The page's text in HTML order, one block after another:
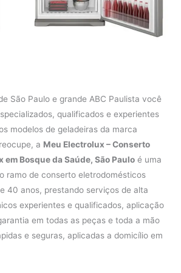
São Paulo e grande ABC Paulista você
qualificados e experientes
modelos de geladeiras da marca
a Meu Electrolux – Conserto
Bosque da Saúde, São Paulo é uma
ramo de conserto eletrodomésticos
40 anos, prestando serviços de alta
experientes e qualificados, aplicação
em todas as peças e toda a mão
e seguras, aplicadas a domicílio em